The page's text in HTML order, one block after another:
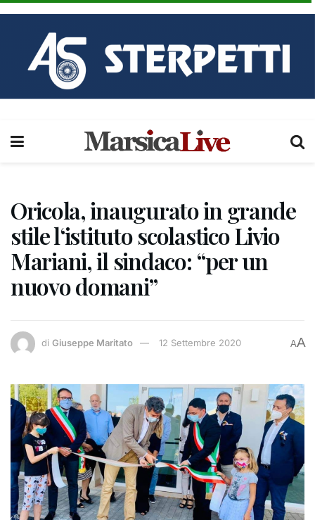
Oricola, inaugurato in grande
stile l‘istituto scolastico Livio
Mariani, il sindaco: “per un
nuovo domani”
di Giuseppe Maritato 12 Settembre 2020 AA